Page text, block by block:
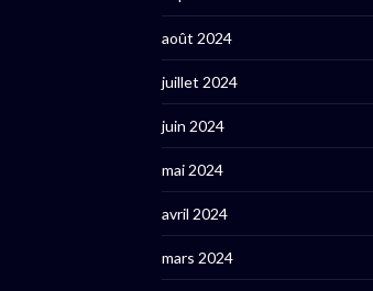
août 2024
juillet 2024
juin 2024
mai 2024
avril 2024
mars 2024